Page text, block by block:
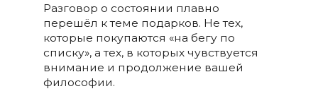
Разговор о состоянии плавно
перешёл к теме подарков. Не тех,
которые покупаются «на бегу по
списку», а тех, в которых чувствуется
внимание и продолжение вашей
философии.